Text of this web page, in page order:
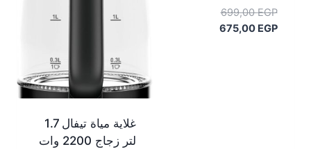
699,00EGP
السعر
الأصلي675,00 EGP
السعر
غلاية مياة تيفال 1.7
لتر زجاج 2200 وات